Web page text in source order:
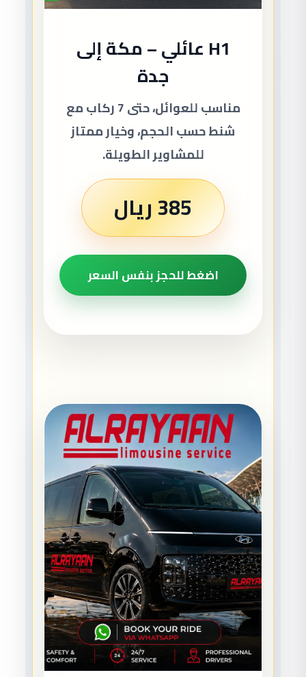
H1 عائلي – مكة إلى
جدة
مناسب للعوائل، حتى 7 ركاب مع
شنط حسب الحجم، وخيار ممتاز
للمشاوير الطويلة.
385 ريال
اضغط للحجز بنفس السعر